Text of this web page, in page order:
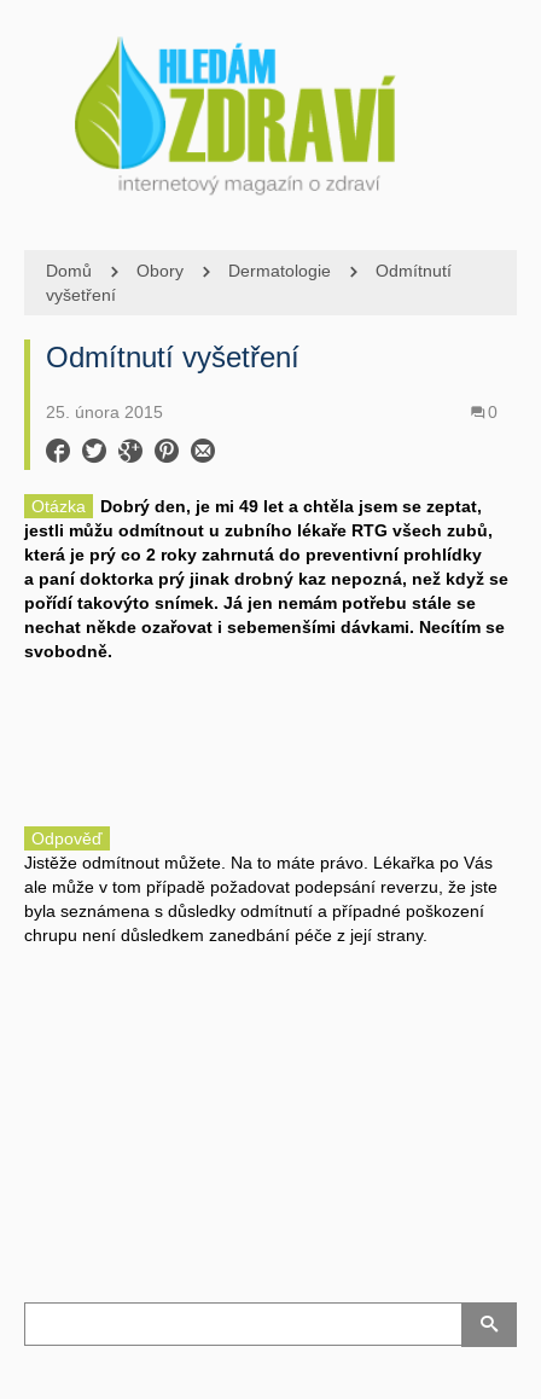
Domů Obory Dermatologie
Odmítnutí
vyšetření
Odmítnutí vyšetření
25. února 2015 0
Otázka
Dobrý den, je mi 49 let a chtěla jsem se zeptat,
jestli můžu odmítnout u zubního lékaře RTG všech zubů,
která je prý co 2 roky zahrnutá do preventivní prohlídky
a paní doktorka prý jinak drobný kaz nepozná, než když se
pořídí takovýto snímek. Já jen nemám potřebu stále se
nechat někde ozařovat i sebemenšími dávkami. Necítím se
svobodně.
Odpověď
Jistěže odmítnout můžete. Na to máte právo. Lékařka po Vás
ale může v tom případě požadovat podepsání reverzu, že jste
byla seznámena s důsledky odmítnutí a případné poškození
chrupu není důsledkem zanedbání péče z její strany.